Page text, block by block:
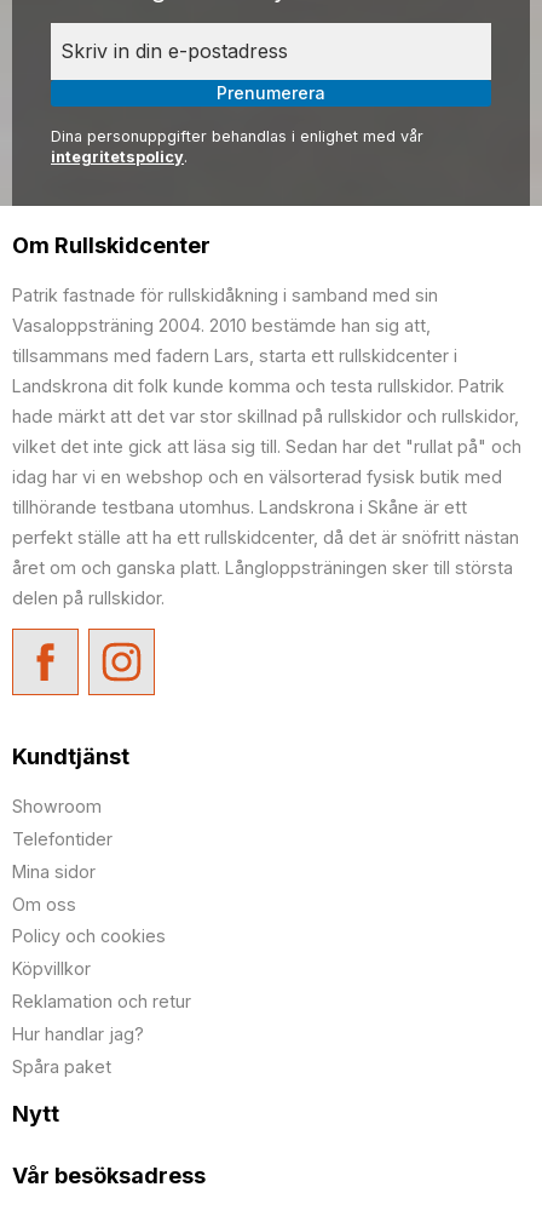
Prenumerera
Dina personuppgifter behandlas i enlighet med vår
integritetspolicy.
Om Rullskidcenter
Patrik fastnade för rullskidåkning i samband med sin
Vasaloppsträning 2004. 2010 bestämde han sig att,
tillsammans med fadern Lars, starta ett rullskidcenter i
Landskrona dit folk kunde komma och testa rullskidor. Patrik
hade märkt att det var stor skillnad på rullskidor och rullskidor,
vilket det inte gick att läsa sig till. Sedan har det "rullat på" och
idag har vi en webshop och en välsorterad fysisk butik med
tillhörande testbana utomhus. Landskrona i Skåne är ett
perfekt ställe att ha ett rullskidcenter, då det är snöfritt nästan
året om och ganska platt. Långloppsträningen sker till största
delen på rullskidor.
Kundtjänst
Showroom
Telefontider
Mina sidor
Om oss
Policy och cookies
Köpvillkor
Reklamation och retur
Hur handlar jag?
Spåra paket
Nytt
Vår besöksadress